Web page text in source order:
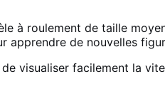
à roulement de taille
apprendre de nouvelles
visualiser facilement la